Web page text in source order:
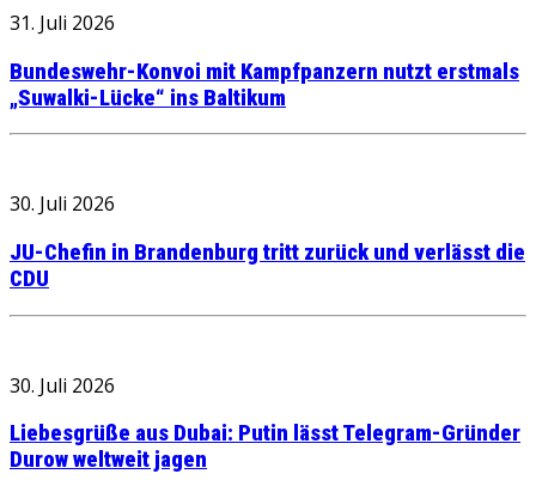
31. Juli 2026
Bundeswehr-Konvoi mit Kampfpanzern nutzt erstmals
„Suwalki-Lücke“ ins Baltikum
30. Juli 2026
JU-Chefin in Brandenburg tritt zurück und verlässt die
CDU
30. Juli 2026
Liebesgrüße aus Dubai: Putin lässt Telegram-Gründer
Durow weltweit jagen